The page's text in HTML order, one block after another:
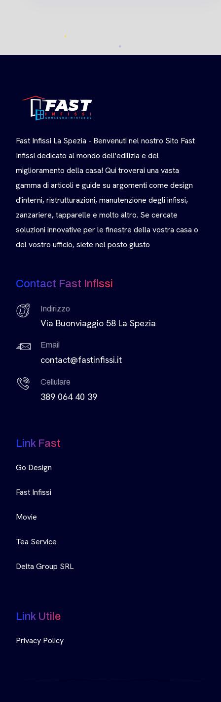
Fast Infissi La Spezia - Benvenuti nel nostro Sito Fast
Infissi dedicato al mondo dell'edilizia e del
miglioramento della casa! Qui troverai una vasta
gamma di articoli e guide su argomenti come design
d'interni, ristrutturazioni, manutenzione degli infissi,
zanzariere, tapparelle e molto altro. Se cercate
soluzioni innovative per le finestre della vostra casa o
del vostro ufficio, siete nel posto giusto
Contact Fast Infissi
Indirizzo
Via Buonviaggio 58 La Spezia
Email
contact@fastinfissi.it
Cellulare
389 064 40 39
Link Fast
Go Design
Fast Infissi
Movie
Tea Service
Delta Group SRL
Link Utile
Privacy Policy